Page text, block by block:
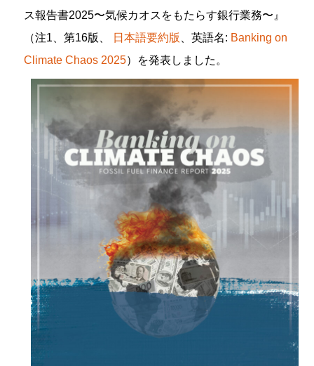
ス報告書2025〜気候カオスをもたらす銀行業務〜』
（注1、第16版、
日本語要約版 、英語名: Banking on
Climate Chaos 2025）を発表しました。